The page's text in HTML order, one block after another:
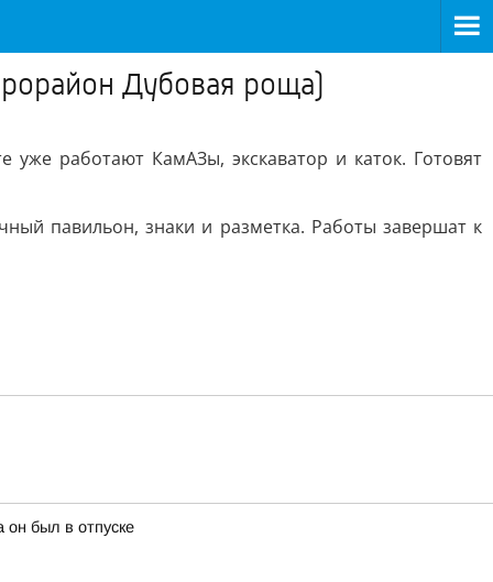
Дубовая роща)
работают КамАЗы, экскаватор и каток. Готовят
павильон, знаки и разметка. Работы завершат к
был в отпуске